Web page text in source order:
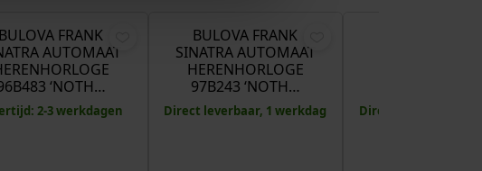
BULOVA FRANK
AUTOMAAT
‘NOTH…
2-3 werkdagen
BULOVA FRANK
SINATRA AUTOMAAT
HERENHORLOGE
97B243 ‘NOTH…
Direct leverbaar, 1 werkdag Direct leverbaar, 1